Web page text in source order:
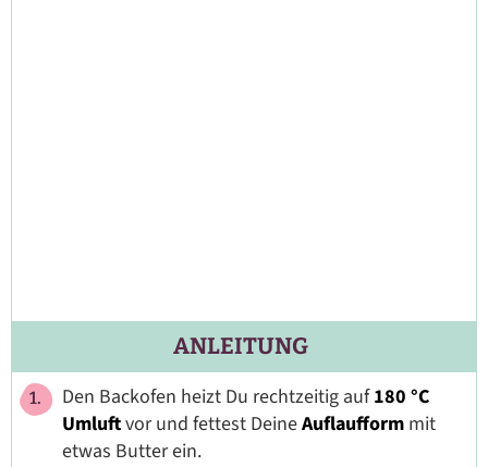
ANLEITUNG
Den Backofen heizt Du rechtzeitig auf180 °C
Umluftvor und fettest DeineAuflaufform mit
etwas Butter ein.